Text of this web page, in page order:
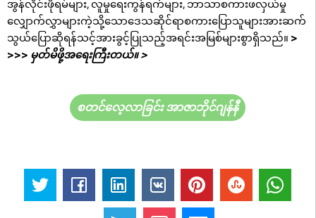
အွန်လိုင်းဖိုရမ်များ, လူမှုရေးကွန်ရက်များ, ဘာသာစကားဖလှယ်မှု
လျှောက်လွှာများကဲ့သို့သောဒေသဆိုင်ရာစကားပြောသူများအားဆက်
သွယ်ပြောဆိုရန်သင့်အားခွင့်ပြုသည့်အရင်းအမြစ်များစွာရှိသည်။ >
>>> မှတ်မိဖို့အရေးကြီးတယ်။ >
စတင်လေ့လာခြင်း အာဇာဘိုင်ဂျန်နီ